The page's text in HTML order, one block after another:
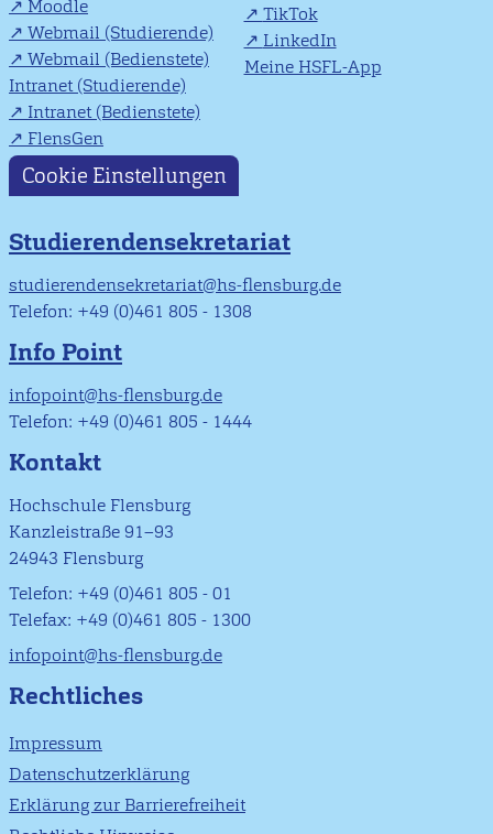
Moodle
Webmail (Studierende)
Webmail (Bedienstete)
Intranet (Studierende)
Intranet (Bedienstete)
FlensGen
TikTok
LinkedIn
Meine HSFL-App
Cookie Einstellungen
Studierendensekretariat
studierendensekretariat@hs-flensburg.de
Telefon: +49 (0)461 805 - 1308
Info Point
infopoint@hs-flensburg.de
Telefon: +49 (0)461 805 - 1444
Kontakt
Hochschule Flensburg
Kanzleistraße 91–93
24943 Flensburg
Telefon: +49 (0)461 805 - 01
Telefax: +49 (0)461 805 - 1300
infopoint@hs-flensburg.de
Rechtliches
Impressum
Datenschutzerklärung
Erklärung zur Barrierefreiheit